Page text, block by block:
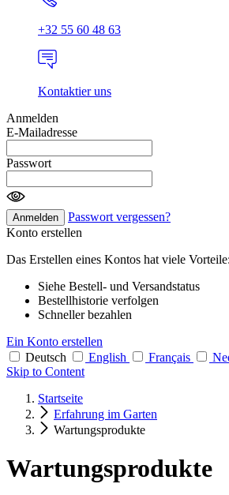
+32 55 60 48 63
Kontaktier uns
Anmelden
E-Mailadresse
Passwort
Anmelden
Passwort vergessen?
Konto erstellen
Das Erstellen eines Kontos hat viele Vorteile:
Siehe Bestell- und Versandstatus
Bestellhistorie verfolgen
Schneller bezahlen
Ein Konto erstellen
Deutsch
English Français
Skip to Content
Startseite
Erfahrung im Garten
Wartungsprodukte
Wartungsprodukte